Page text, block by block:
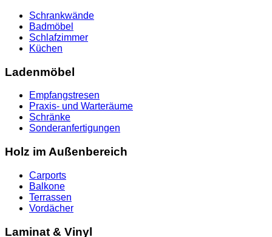
Schrankwände
Badmöbel
Schlafzimmer
Küchen
Ladenmöbel
Empfangstresen
Praxis- und Warteräume
Schränke
Sonderanfertigungen
Holz im Außenbereich
Carports
Balkone
Terrassen
Vordächer
Laminat & Vinyl